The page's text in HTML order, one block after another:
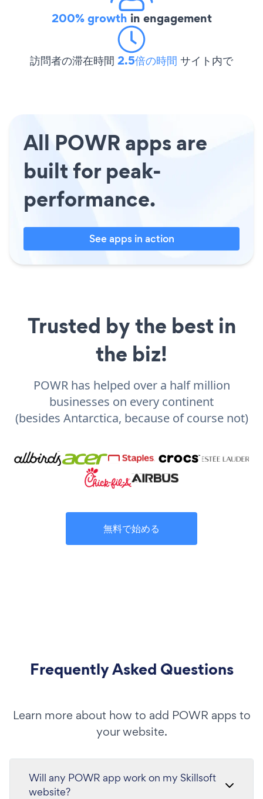
200% growth in engagement
訪問者の滞在時間 2.5倍の時間 サイト内で
All POWR apps are
built for peak-
performance.
See apps in action
Trusted by the best in
the biz!
POWR has helped over a half million
businesses on every continent
(besides Antarctica, because of course not)
無料で始める
Frequently Asked Questions
Learn more about how to add POWR apps to
your website.
Will any POWR app work on my Skillsoft
website?